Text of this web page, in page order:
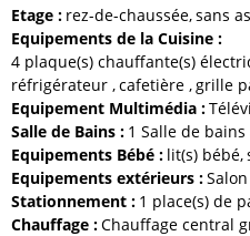
Etage : rez-de-chaussée sans
Equipements de la Cuisine :
4 plaque(s) chauffante(s)
réfrigérateur cafetière grille
Equipement Multimédia :
Salle de Bains : 1 Salle de
Equipements Bébé : lit(s) bébé
Equipements extérieurs :
Stationnement : 1 place(s) de
Chauffage :Chauffage central